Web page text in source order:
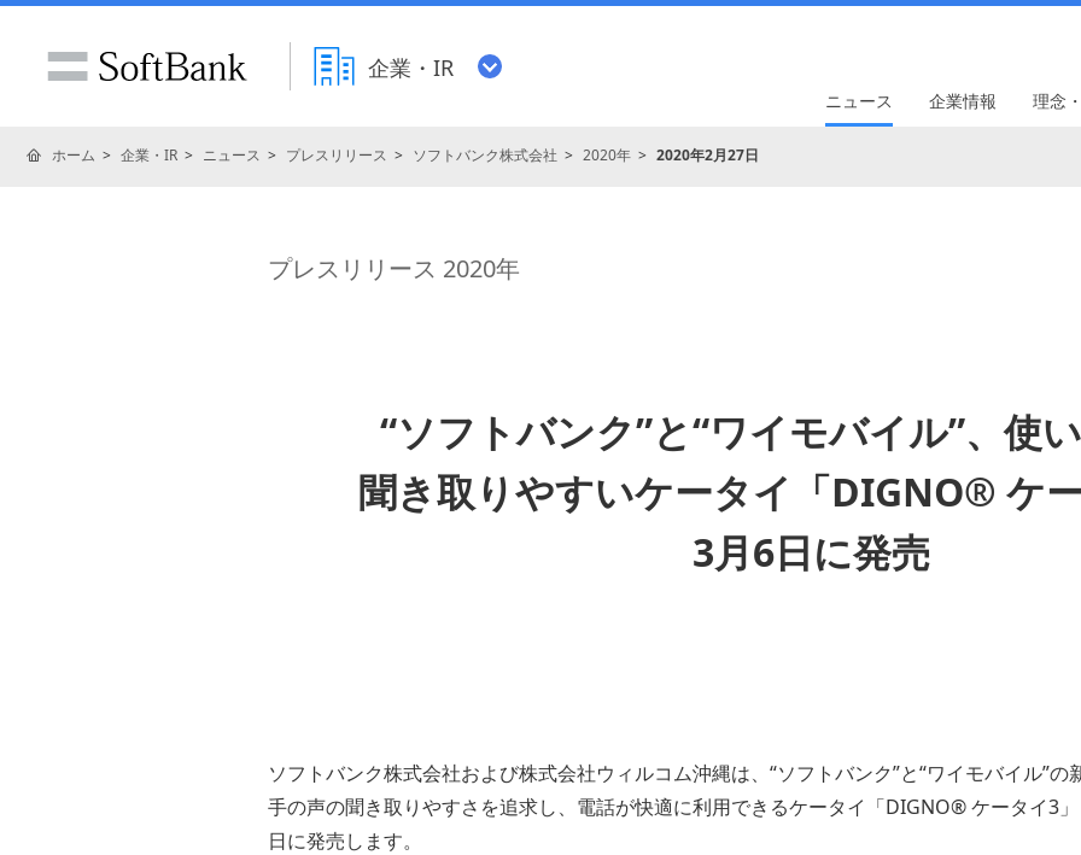
企業・IR
ニュース 企業情報 理念
ホーム 企業・IR ニュース プレスリリース ソフトバンク株式会社 2020年 2020年2月27日
プレスリリース 2020年
“ソフトバンク”と“ワイモバイル”、使
聞き取りやすいケータイ「DIGNO® ケ
3月6日に発売
ソフトバンク株式会社および株式会社ウィルコム沖縄は、“ソフトバンク”と“ワイモバイル”
手の声の聞き取りやすさを追求し、電話が快適に利用できるケータイ「DIGNO® ケータイ3
日に発売します。